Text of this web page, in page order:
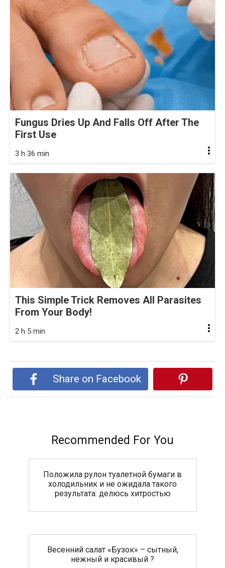
Fungus Dries Up And Falls Off After The
First Use
3 h 36 min
This Simple Trick Removes All Parasites
From Your Body!
2 h 5 min
Share on Facebook
Recommended For You
Положила рулон туалетной бумаги в
холодильник и не ожидала такого
результата: делюсь хитростью
Весенний салат «Бузок» – сытный,
нежный и красивый ?